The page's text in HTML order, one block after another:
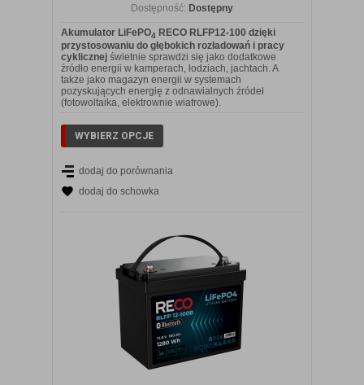
Dostępność: Dostępny
Akumulator LiFePO4 RECO RLFP12-100 dzięki
przystosowaniu do głębokich rozładowań i pracy
cyklicznej świetnie sprawdzi się jako dodatkowe
źródło energii w kamperach, łodziach, jachtach. A
także jako magazyn energii w systemach
pozyskujących energię z odnawialnych źródeł
(fotowoltaika, elektrownie wiatrowe).
WYBIERZ OPCJE
dodaj do porównania
dodaj do schowka